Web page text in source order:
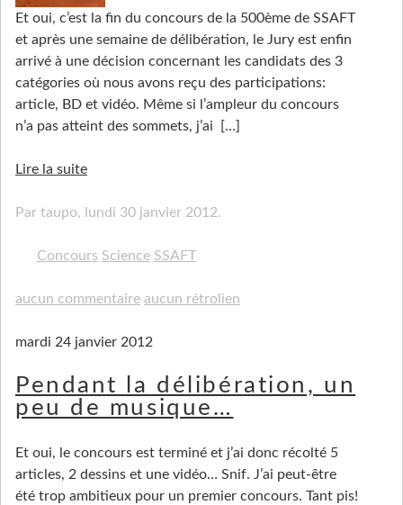
Et oui, c’est la fin du concours de la 500ème de SSAFT
et après une semaine de délibération, le Jury est enfin
arrivé à une décision concernant les candidats des 3
catégories où nous avons reçu des participations:
article, BD et vidéo. Même si l’ampleur du concours
n’a pas atteint des sommets, j’ai
[…]
Lire la suite
Par taupo, lundi 30 janvier 2012.
Concours Science SSAFT
aucun commentaire aucun rétrolien
mardi 24 janvier 2012
Pendant la délibération, un
peu de musique…
Et oui, le concours est terminé et j’ai donc récolté 5
articles, 2 dessins et une vidéo… Snif. J’ai peut-être
été trop ambitieux pour un premier concours. Tant pis!